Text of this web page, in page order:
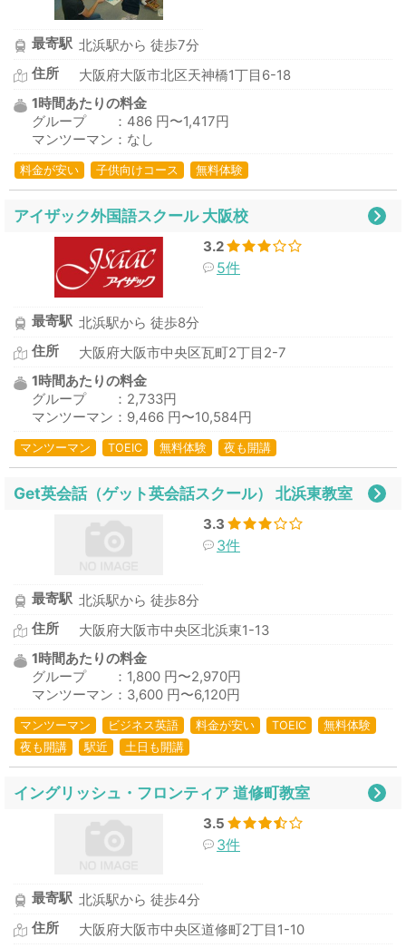
最寄駅 北浜駅から 徒歩7分
住所
大阪府大阪市北区天神橋1丁目6-18
1時間あたりの料金
グループ ：486 円〜1,417円
マンツーマン：なし
料金が安い 子供向けコース 無料体験
アイザック外国語スクール 大阪校
3.2
5件
最寄駅 北浜駅から 徒歩8分
住所
大阪府大阪市中央区瓦町2丁目2-7
1時間あたりの料金
グループ ：2,733円
マンツーマン：9,466 円〜10,584円
マンツーマン TOEIC 無料体験 夜も開講
Get英会話（ゲット英会話スクール） 北浜東教室
3.3
3件
最寄駅 北浜駅から 徒歩8分
住所
大阪府大阪市中央区北浜東1-13
1時間あたりの料金
グループ ：1,800 円〜2,970円
マンツーマン：3,600 円〜6,120円
マンツーマン ビジネス英語 料金が安い TOEIC
無料体験
夜も開講
駅近 土日も開講
イングリッシュ・フロンティア 道修町教室
3.5
3件
最寄駅 北浜駅から 徒歩4分
住所
大阪府大阪市中央区道修町2丁目1-10